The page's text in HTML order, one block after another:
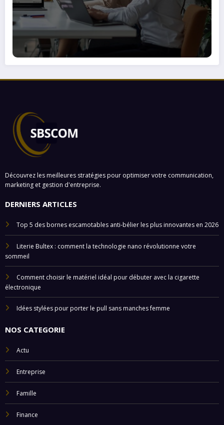
Découvrez les meilleures stratégies pour optimiser votre communication,
marketing et gestion d'entreprise.
DERNIERS ARTICLES
Top 5 des bornes escamotables anti-bélier les plus innovantes en 2026
Literie Bultex : comment la technologie nano révolutionne votre
sommeil
Comment choisir le matériel idéal pour débuter avec la cigarette
électronique
Idées stylées pour porter le pull sans manches femme
NOS CATEGORIE
Actu
Entreprise
Famille
Finance